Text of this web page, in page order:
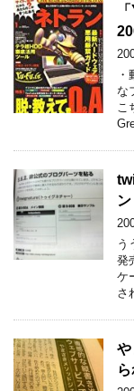
な
こ
う
発
ケ
さ
や
ら